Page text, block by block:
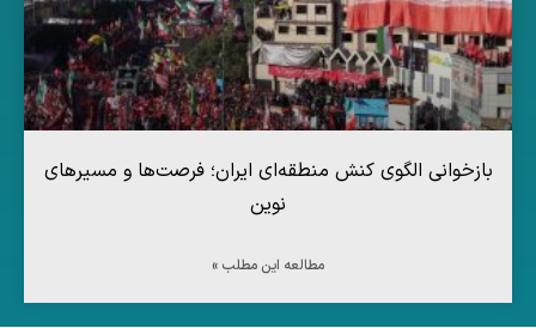
بازخوانی الگوی کنش منطقه‌ای ایران؛ فرصت‌ها و مسیرهای
نوین
مطالعه این مطلب »